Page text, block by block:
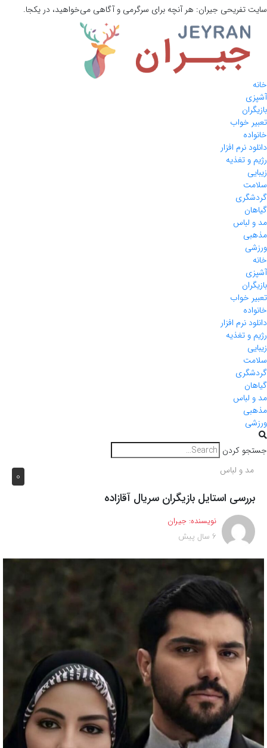
سایت تفریحی جیران: هر آنچه برای سرگرمی و آگاهی می‌خواهید، در یکجا.
خانه
آشپزی
بازیگران
تعبیر خواب
خانواده
دانلود نرم افزار
رژیم و تغذیه
زیبایی
سلامت
گردشگری
گیاهان
مد و لباس
مذهبی
ورزشی
خانه
آشپزی
بازیگران
تعبیر خواب
خانواده
دانلود نرم افزار
رژیم و تغذیه
زیبایی
سلامت
گردشگری
گیاهان
مد و لباس
مذهبی
ورزشی
جستجو کردن
0 مد و لباس
بررسی استایل بازیگران سریال آقازاده
نویسنده: جیران
6 سال پیش